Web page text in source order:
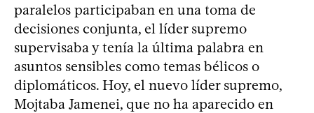
paralelos participaban en una toma de
decisiones conjunta, el líder supremo
supervisaba y tenía la última palabra en
asuntos sensibles como temas bélicos o
diplomáticos. Hoy, el nuevo líder supremo,
Mojtaba Jamenei, que no ha aparecido en